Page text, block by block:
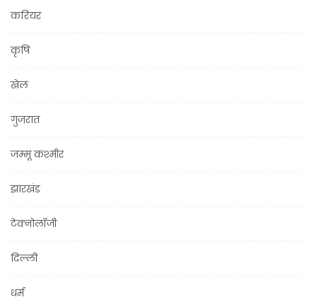
करियर
कृषि
खेल
गुजरात
जम्मू कश्मीर
झारखंड
टेक्नोलॉजी
दिल्ली
धर्म